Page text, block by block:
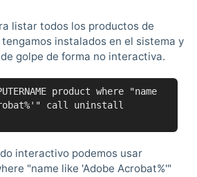
listar todos los productos de
instalados en el sistema y
golpe de forma no interactiva.
product where "name
call uninstall
interactivo podemos usar
"name like 'Adobe Acrobat%'"